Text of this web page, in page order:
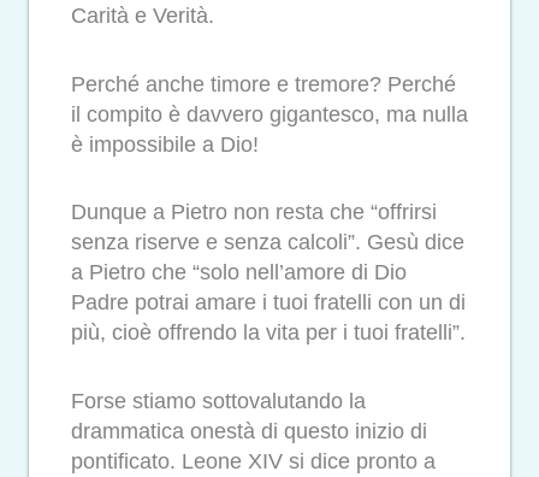
Carità e Verità.
Perché anche timore e tremore? Perché
il compito è davvero gigantesco, ma nulla
è impossibile a Dio!
Dunque a Pietro non resta che “offrirsi
senza riserve e senza calcoli”. Gesù dice
a Pietro che “solo nell’amore di Dio
Padre potrai amare i tuoi fratelli con un di
più, cioè offrendo la vita per i tuoi fratelli”.
Forse stiamo sottovalutando la
drammatica onestà di questo inizio di
pontificato. Leone XIV si dice pronto a